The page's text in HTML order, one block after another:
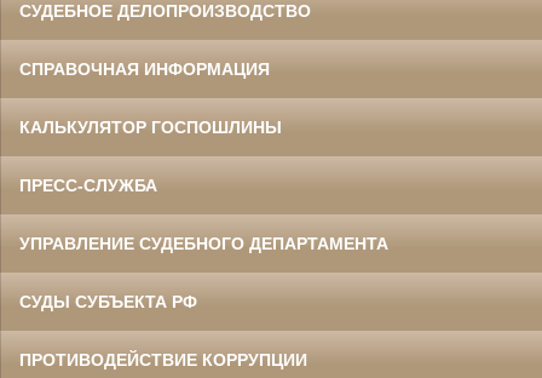
СУДЕБНОЕ ДЕЛОПРОИЗВОДСТВО
СПРАВОЧНАЯ ИНФОРМАЦИЯ
КАЛЬКУЛЯТОР ГОСПОШЛИНЫ
ПРЕСС-СЛУЖБА
УПРАВЛЕНИЕ СУДЕБНОГО ДЕПАРТАМЕНТА
СУДЫ СУБЪЕКТА РФ
ПРОТИВОДЕЙСТВИЕ КОРРУПЦИИ